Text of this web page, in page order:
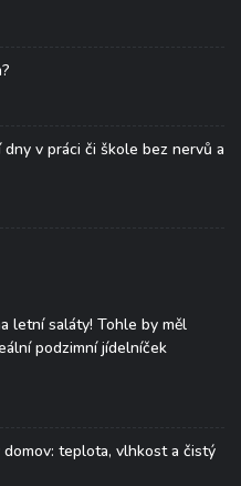
v práci či škole bez nervů a
letní saláty! Tohle by měl
podzimní jídelníček
domov: teplota, vlhkost a čistý